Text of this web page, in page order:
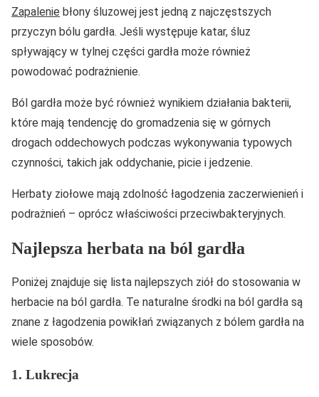
Zapalenie błony śluzowej jest jedną z najczęstszych
przyczyn bólu gardła. Jeśli występuje katar, śluz
spływający w tylnej części gardła może również
powodować podrażnienie.
Ból gardła może być również wynikiem działania bakterii,
które mają tendencję do gromadzenia się w górnych
drogach oddechowych podczas wykonywania typowych
czynności, takich jak oddychanie, picie i jedzenie.
Herbaty ziołowe mają zdolność łagodzenia zaczerwienień i
podrażnień – oprócz właściwości przeciwbakteryjnych.
Najlepsza herbata na ból gardła
Poniżej znajduje się lista najlepszych ziół do stosowania w
herbacie na ból gardła. Te naturalne środki na ból gardła są
znane z łagodzenia powikłań związanych z bólem gardła na
wiele sposobów.
1. Lukrecja